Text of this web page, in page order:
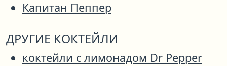
Капитан Пеппер
ДРУГИЕ КОКТЕЙЛИ
коктейли с лимонадом Dr Pepper